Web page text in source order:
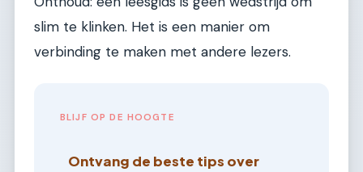
slim te klinken. Het is een manier om
verbinding te maken met andere lezers.
BLIJF OP DE HOOGTE
Ontvang de beste tips over